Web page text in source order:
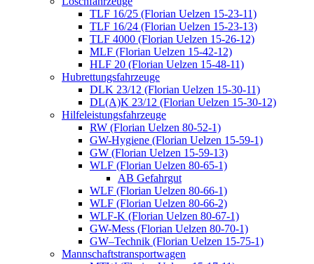
TLF 16/25 (Florian Uelzen 15-23-11)
TLF 16/24 (Florian Uelzen 15-23-13)
TLF 4000 (Florian Uelzen 15-26-12)
MLF (Florian Uelzen 15-42-12)
HLF 20 (Florian Uelzen 15-48-11)
Hubrettungsfahrzeuge
DLK 23/12 (Florian Uelzen 15-30-11)
DL(A)K 23/12 (Florian Uelzen 15-30-12)
Hilfeleistungsfahrzeuge
RW (Florian Uelzen 80-52-1)
GW-Hygiene (Florian Uelzen 15-59-1)
GW (Florian Uelzen 15-59-13)
WLF (Florian Uelzen 80-65-1)
AB Gefahrgut
WLF (Florian Uelzen 80-66-1)
WLF (Florian Uelzen 80-66-2)
WLF-K (Florian Uelzen 80-67-1)
GW-Mess (Florian Uelzen 80-70-1)
GW–Technik (Florian Uelzen 15-75-1)
Mannschaftstransportwagen